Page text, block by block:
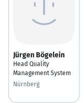
Jürgen Bögelein
Head Quality
Management System
Nürnberg